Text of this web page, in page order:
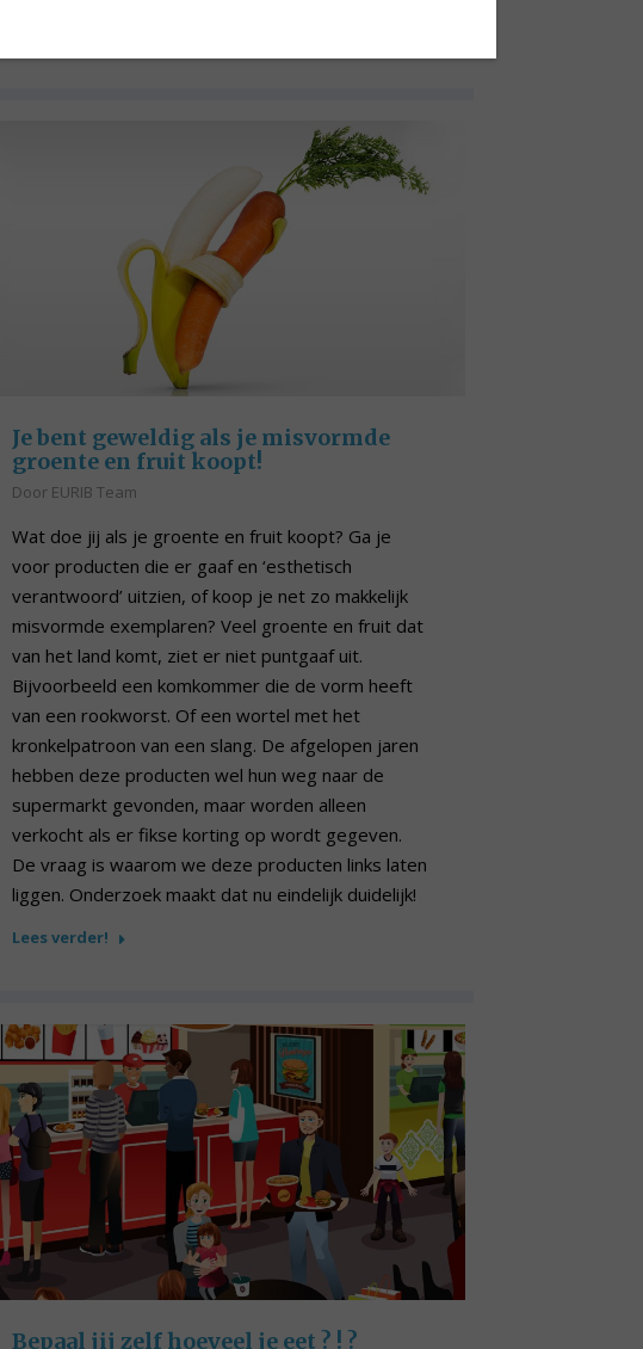
Je bent geweldig als je misvormde
groente en fruit koopt!
Door EURIB Team
Wat doe jij als je groente en fruit koopt? Ga je
voor producten die er gaaf en ‘esthetisch
verantwoord’ uitzien, of koop je net zo makkelijk
misvormde exemplaren? Veel groente en fruit dat
van het land komt, ziet er niet puntgaaf uit.
Bijvoorbeeld een komkommer die de vorm heeft
van een rookworst. Of een wortel met het
kronkelpatroon van een slang. De afgelopen jaren
hebben deze producten wel hun weg naar de
supermarkt gevonden, maar worden alleen
verkocht als er fikse korting op wordt gegeven.
De vraag is waarom we deze producten links laten
liggen. Onderzoek maakt dat nu eindelijk duidelijk!
Lees verder!
Bepaal jij zelf hoeveel je eet ? ! ?